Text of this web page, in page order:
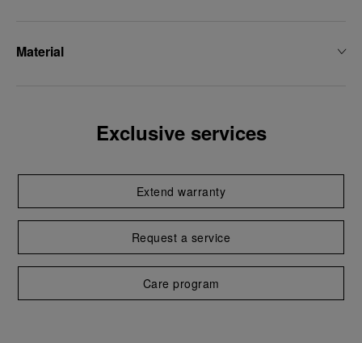
Material
Exclusive services
Extend warranty
Request a service
Care program